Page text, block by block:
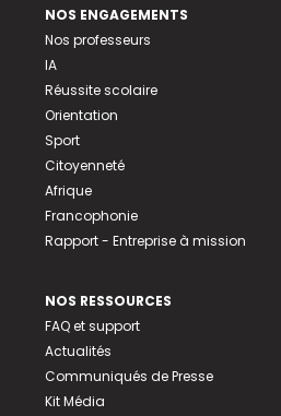
NOS ENGAGEMENTS
Nos professeurs
IA
Réussite scolaire
Orientation
Sport
Citoyenneté
Afrique
Francophonie
Rapport - Entreprise à mission
NOS RESSOURCES
FAQ et support
Actualités
Communiqués de Presse
Kit Média